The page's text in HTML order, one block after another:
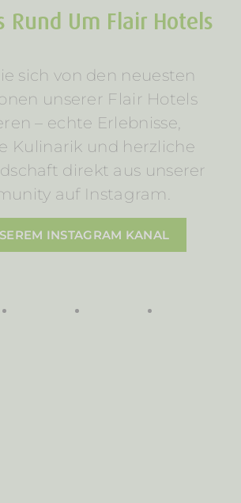
Rund Um Flair Hotels
sich von den neuesten
unserer Flair Hotels
– echte Erlebnisse,
Kulinarik und herzliche
direkt aus unserer
auf Instagram.
INSTAGRAM KANAL